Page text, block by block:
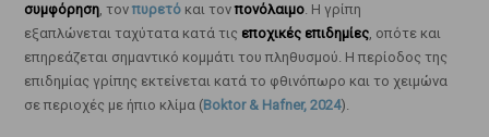
συμφόρηση, τον πυρετόκαι τονπονόλαιμο. Η γρίπη
εξαπλώνεται ταχύτατα κατά τις εποχικές επιδημίες, οπότε και
επηρεάζεται σημαντικό κομμάτι του πληθυσμού. Η περίοδος της
επιδημίας γρίπης εκτείνεται κατά το φθινόπωρο και το χειμώνα
σε περιοχές με ήπιο κλίμα (Boktor & Hafner, 2024).